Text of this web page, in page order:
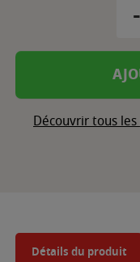
-
Découvrir tous
Détails du produit